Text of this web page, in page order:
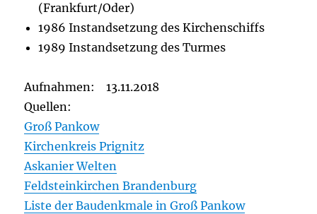
(Frankfurt/Oder)
1986 Instandsetzung des Kirchenschiffs
1989 Instandsetzung des Turmes
Aufnahmen: 13.11.2018
Quellen:
Groß Pankow
Kirchenkreis Prignitz
Askanier Welten
Feldsteinkirchen Brandenburg
Liste der Baudenkmale in Groß Pankow